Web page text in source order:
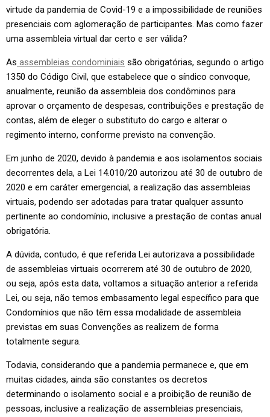
virtude da pandemia de Covid-19 e a impossibilidade de reuniões
presenciais com aglomeração de participantes. Mas como fazer
uma assembleia virtual dar certo e ser válida?
As assembleias condominiais são obrigatórias, segundo o artigo
1350 do Código Civil, que estabelece que o síndico convoque,
anualmente, reunião da assembleia dos condôminos para
aprovar o orçamento de despesas, contribuições e prestação de
contas, além de eleger o substituto do cargo e alterar o
regimento interno, conforme previsto na convenção.
Em junho de 2020, devido à pandemia e aos isolamentos sociais
decorrentes dela, a Lei 14.010/20 autorizou até 30 de outubro de
2020 e em caráter emergencial, a realização das assembleias
virtuais, podendo ser adotadas para tratar qualquer assunto
pertinente ao condomínio, inclusive a prestação de contas anual
obrigatória.
A dúvida, contudo, é que referida Lei autorizava a possibilidade
de assembleias virtuais ocorrerem até 30 de outubro de 2020,
ou seja, após esta data, voltamos a situação anterior a referida
Lei, ou seja, não temos embasamento legal específico para que
Condomínios que não têm essa modalidade de assembleia
previstas em suas Convenções as realizem de forma
totalmente segura.
Todavia, considerando que a pandemia permanece e, que em
muitas cidades, ainda são constantes os decretos
determinando o isolamento social e a proibição de reunião de
pessoas, inclusive a realização de assembleias presenciais,